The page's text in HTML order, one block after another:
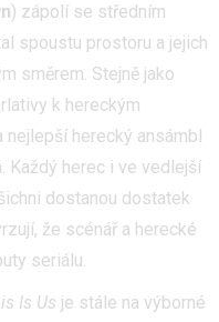
) zápolí se středním
spoustu prostoru a jejich
směrem. Stejně jako
k hereckým
herecký ansámbl
Každý herec i ve vedlejší
dostanou dostatek
že scénář a herecké
seriálu.
Is Us je stále na výborné